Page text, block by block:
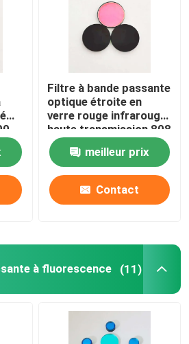
optique
Filtre à bande passante
optique étroite en
verre rouge infrarouge
haute transmission 808
nm
meilleur prix
Contact
à fluorescence (11)